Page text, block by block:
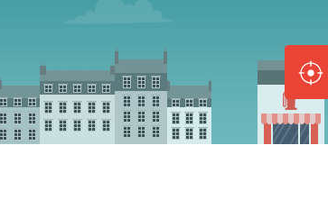
Épuisé